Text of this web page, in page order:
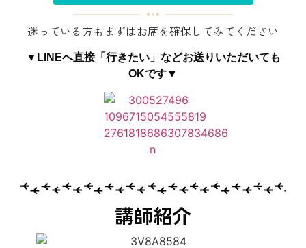
迷っている方もまずはお席を確保してみてください
▼LINEへ直接「行きたい」などお送りいただいても
OKです▼
講師紹介